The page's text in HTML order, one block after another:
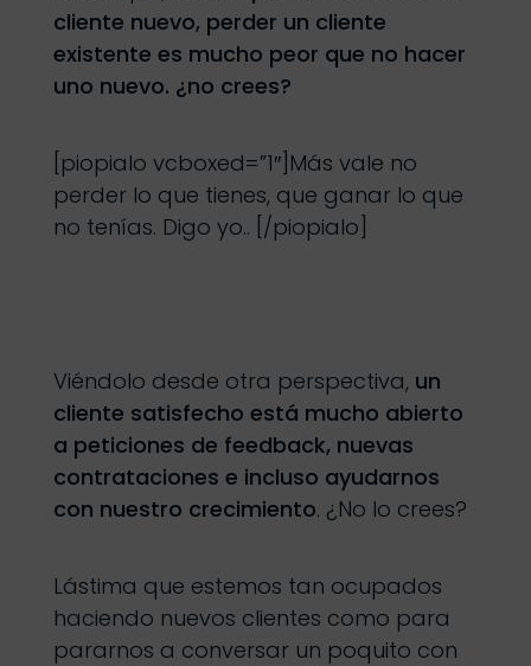
cliente nuevo, perder un cliente
existente es mucho peor que no hacer
uno nuevo. ¿no crees?
[piopialo vcboxed=”1″]Más vale no
perder lo que tienes, que ganar lo que
no tenías. Digo yo.. [/piopialo]
Viéndolo desde otra perspectiva, un
cliente satisfecho está mucho abierto
a peticiones de feedback, nuevas
contrataciones e incluso ayudarnos
con nuestro crecimiento. ¿No lo crees?
Lástima que estemos tan ocupados
haciendo nuevos clientes como para
pararnos a conversar un poquito con